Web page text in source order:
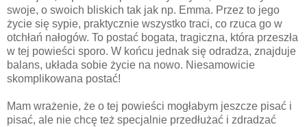
swoje, o swoich bliskich tak jak np. Emma. Przez to jego
życie się sypie, praktycznie wszystko traci, co rzuca go w
otchłań nałogów. To postać bogata, tragiczna, która przeszła
w tej powieści sporo. W końcu jednak się odradza, znajduje
balans, układa sobie życie na nowo. Niesamowicie
skomplikowana postać!
Mam wrażenie, że o tej powieści mogłabym jeszcze pisać i
pisać, ale nie chcę też specjalnie przedłużać i zdradzać